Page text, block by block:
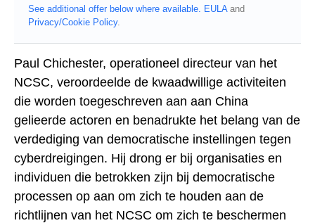
See additional offer below where available. EULAand
Privacy/Cookie Policy.
Paul Chichester, operationeel directeur van het
NCSC, veroordeelde de kwaadwillige activiteiten
die worden toegeschreven aan aan China
gelieerde actoren en benadrukte het belang van de
verdediging van democratische instellingen tegen
cyberdreigingen. Hij drong er bij organisaties en
individuen die betrokken zijn bij democratische
processen op aan om zich te houden aan de
richtlijnen van het NCSC om zich te beschermen